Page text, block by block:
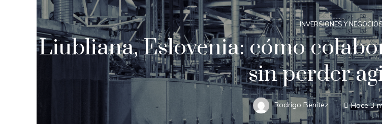
INVERSIONES Y
Liubliana, Eslovenia: cómo
sin perder
Rodrigo Benítez Hace 3